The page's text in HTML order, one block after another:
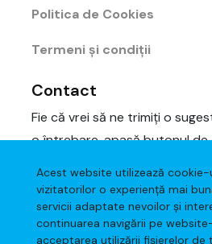
Acest website utilizează
vizitatorilor o experiență mai
servicii adaptate nevoilor și
continuarea navigării pe
acceptarea utilizării fişierelor
Politica de Cookies
Termeni și condiții
Contact
Fie că vrei să ne trimiți o
o întrebare, apasă butonul
Scrie-ne